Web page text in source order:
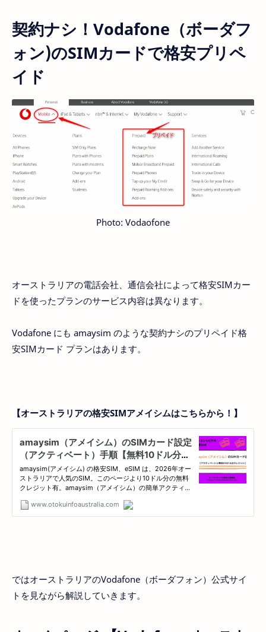
契約ナシ！Vodafone（ボーダフ
ォン)のSIMカードで格安プリペ
イド
Photo: Vodaofone
オーストラリアの電話会社、通信会社によって格安SIMカー
ドを使ったプランのサービス内容は異なります。
Vodafone にも amaysim のような契約ナシのプリペイド格
安SIMカード プランはあります。
【オーストラリアの格安SIMアメイシムはこちらから！】
ではオーストラリアのVodafone（ボーダフォン）公式サイ
トを見ながら解説していきます。